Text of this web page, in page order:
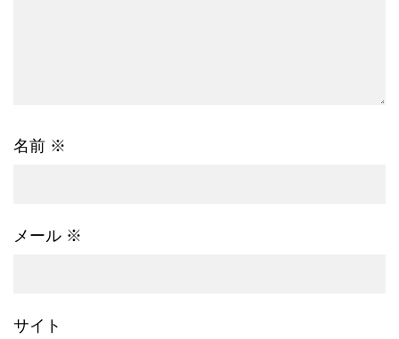
名前 ※
メール ※
サイト